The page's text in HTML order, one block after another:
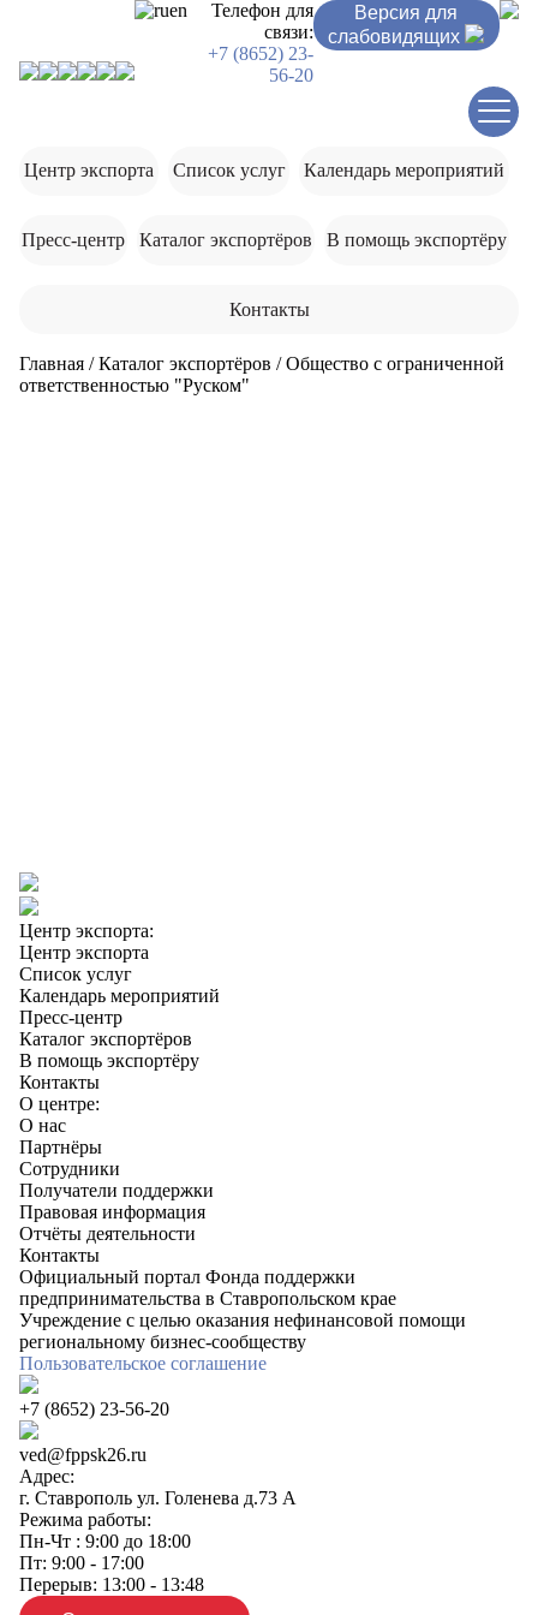
ruen
Телефон для
связи:
+7 (8652) 23-
56-20
Версия для
слабовидящих
Центр экспорта Список услуг Календарь мероприятий
Пресс-центр Каталог экспортёров В помощь экспортёру
Контакты
Главная /Каталог экспортёров /Общество с ограниченной
ответственностью "Руском"
Центр экспорта:
Центр экспорта
Список услуг
Календарь мероприятий
Пресс-центр
Каталог экспортёров
В помощь экспортёру
Контакты
О центре:
О нас
Партнёры
Сотрудники
Получатели поддержки
Правовая информация
Отчёты деятельности
Контакты
Официальный портал Фонда поддержки
предпринимательства в Ставропольском крае
Учреждение с целью оказания нефинансовой помощи
региональному бизнес-сообществу
Пользовательское соглашение
+7 (8652) 23-56-20
ved@fppsk26.ru
Адрес:
г. Ставрополь ул. Голенева д.73 A
Режима работы:
Пн-Чт : 9:00 до 18:00
Пт: 9:00 - 17:00
Перерыв: 13:00 - 13:48